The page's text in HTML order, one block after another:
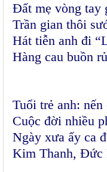
Đất mẹ vòng tay
Trần gian thôi
Hát tiễn anh đi
Hàng cau buồn
Tuổi trẻ anh:
Cuộc đời nhiều
Ngày xưa ấy ca
Kim Thanh, Đức